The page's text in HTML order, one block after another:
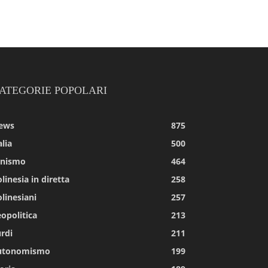
POPOLARI
875
500
464
in diretta
258
257
213
211
199